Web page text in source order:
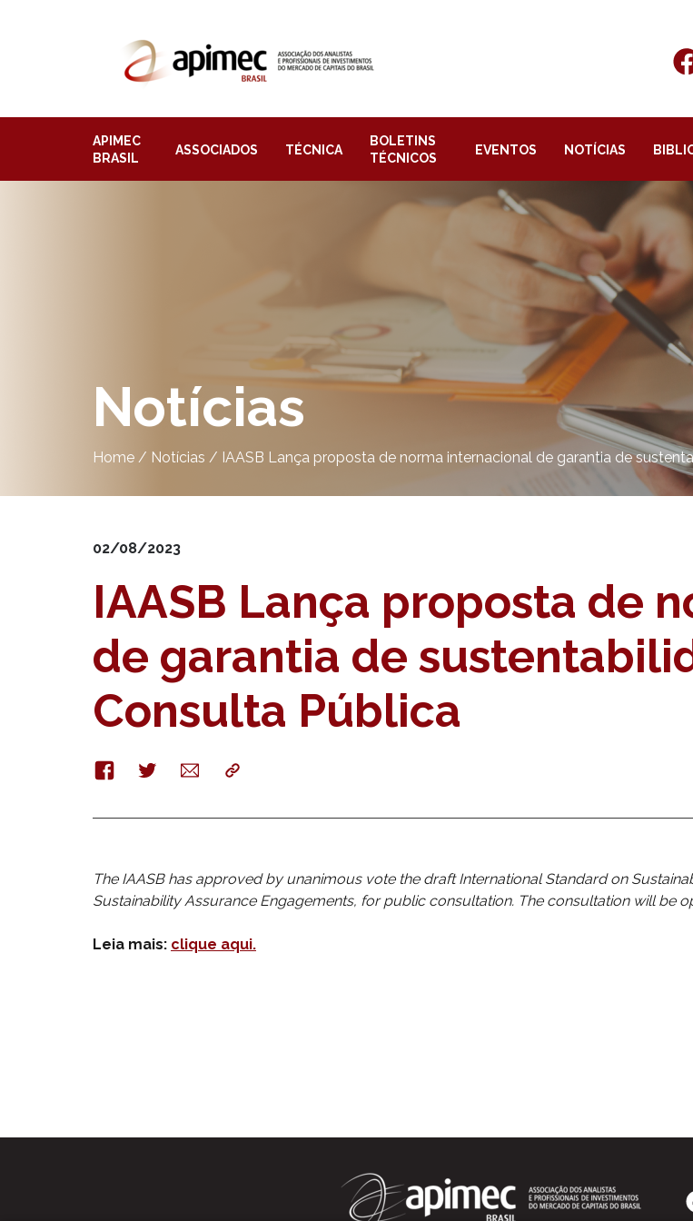
APIMEC
BRASIL
ASSOCIADOS TÉCNICA
BOLETINS
TÉCNICOS
EVENTOS NOTÍCIAS
Notícias
Home / Notícias / IAASB Lança proposta de norma internacional de garantia de
02/08/2023
IAASB Lança proposta de
de garantia de
Consulta Pública
FacebookTwitterE-
mail
Copy
The IAASB has approved by unanimous vote the draft International Standard on
Sustainability Assurance Engagements, for public consultation. The consultation will be
Leia mais: clique aqui.